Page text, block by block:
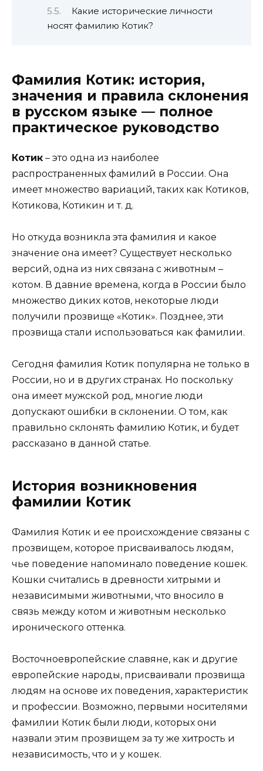
Какие исторические личности
носят фамилию Котик?
Фамилия Котик: история,
значения и правила склонения
в русском языке — полное
практическое руководство
Котик – это одна из наиболее
распространенных фамилий в России. Она
имеет множество вариаций, таких как Котиков,
Котикова, Котикин и т. д.
Но откуда возникла эта фамилия и какое
значение она имеет? Существует несколько
версий, одна из них связана с животным –
котом. В давние времена, когда в России было
множество диких котов, некоторые люди
получили прозвище «Котик». Позднее, эти
прозвища стали использоваться как фамилии.
Сегодня фамилия Котик популярна не только в
России, но и в других странах. Но поскольку
она имеет мужской род, многие люди
допускают ошибки в склонении. О том, как
правильно склонять фамилию Котик, и будет
рассказано в данной статье.
История возникновения
фамилии Котик
Фамилия Котик и ее происхождение связаны с
прозвищем, которое присваивалось людям,
чье поведение напоминало поведение кошек.
Кошки считались в древности хитрыми и
независимыми животными, что вносило в
связь между котом и животным несколько
иронического оттенка.
Восточноевропейские славяне, как и другие
европейские народы, присваивали прозвища
людям на основе их поведения, характеристик
и профессии. Возможно, первыми носителями
фамилии Котик были люди, которых они
назвали этим прозвищем за ту же хитрость и
независимость, что и у кошек.